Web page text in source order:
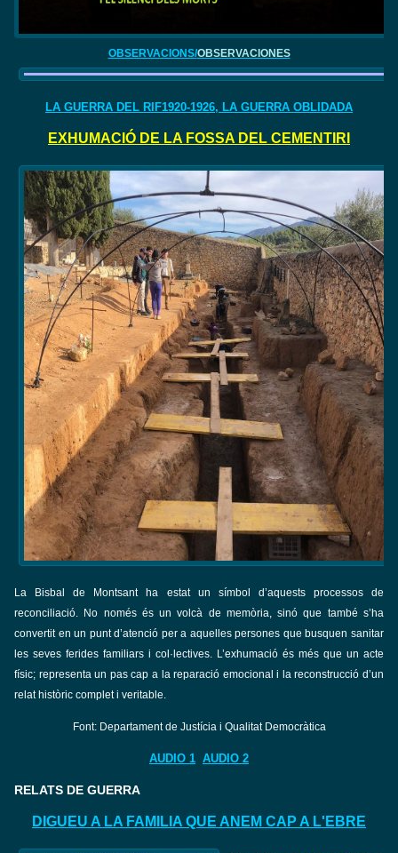
OBSERVACIONS/OBSERVACIONES
LA GUERRA DEL RIF1920-1926, LA GUERRA OBLIDADA
EXHUMACIÓ DE LA FOSSA DEL CEMENTIRI
La Bisbal de Montsant ha estat un símbol d’aquests processos de
reconciliació. No només és un volcà de memòria, sinó que també s’ha
convertit en un punt d’atenció per a aquelles persones que busquen sanitar
les seves ferides familiars i col·lectives. L’exhumació és més que un acte
físic; representa un pas cap a la reparació emocional i la reconstrucció d’un
relat històric complet i veritable.
Font: Departament de Justícia i Qualitat Democràtica
AUDIO 1 AUDIO 2
RELATS DE GUERRA
DIGUEU A LA FAMILIA QUE ANEM CAP A L'EBRE